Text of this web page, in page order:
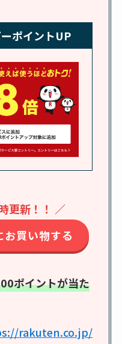
の口コミも調査
まむら布団セット
料金は？セール・
額になるのはい
？激安販売店・通
も調査
はどこで売っ
店も調査
ッセンシャルフラ
トが廃盤？なぜ？
売ってない？どこで
ってるか・代替品
ど解説
タクラフトのウル
ーポイントUP
更新！！ ／
買い物する
ポイントが当た
rakuten.co.jp/